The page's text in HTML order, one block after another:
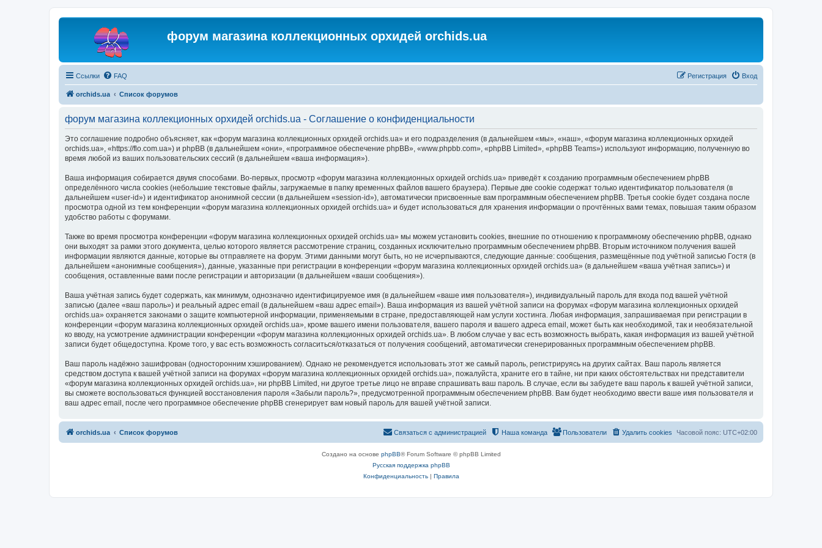
форум магазина коллекционных орхидей orchids.ua
Ссылки FAQ Вход
Регистрация
orchids.ua Список форумов
форум магазина коллекционных орхидей orchids.ua - Соглашение о конфиденциальности
Это соглашение подробно объясняет, как «форум магазина коллекционных орхидей orchids.ua» и его подразделения (в дальнейшем «мы», «наш», «форум магазина коллекционных орхидей
orchids.ua», «https://flo.com.ua») и phpBB (в дальнейшем «они», «программное обеспечение phpBB», «www.phpbb.com», «phpBB Limited», «phpBB Teams») используют информацию, полученную во
время любой из ваших пользовательских сессий (в дальнейшем «ваша информация»).
Ваша информация собирается двумя способами. Во-первых, просмотр «форум магазина коллекционных орхидей orchids.ua» приведёт к созданию программным обеспечением phpBB
определённого числа cookies (небольшие текстовые файлы, загружаемые в папку временных файлов вашего браузера). Первые две cookie содержат только идентификатор пользователя (в
дальнейшем «user-id») и идентификатор анонимной сессии (в дальнейшем «session-id»), автоматически присвоенные вам программным обеспечением phpBB. Третья cookie будет создана после
просмотра одной из тем конференции «форум магазина коллекционных орхидей orchids.ua» и будет использоваться для хранения информации о прочтённых вами темах, повышая таким образом
удобство работы с форумами.
Также во время просмотра конференции «форум магазина коллекционных орхидей orchids.ua» мы можем установить cookies, внешние по отношению к программному обеспечению phpBB, однако
они выходят за рамки этого документа, целью которого является рассмотрение страниц, созданных исключительно программным обеспечением phpBB. Вторым источником получения вашей
информации являются данные, которые вы отправляете на форум. Этими данными могут быть, но не исчерпываются, следующие данные: сообщения, размещённые под учётной записью Гостя (в
дальнейшем «анонимные сообщения»), данные, указанные при регистрации в конференции «форум магазина коллекционных орхидей orchids.ua» (в дальнейшем «ваша учётная запись») и
сообщения, оставленные вами после регистрации и авторизации (в дальнейшем «ваши сообщения»).
Ваша учётная запись будет содержать, как минимум, однозначно идентифицируемое имя (в дальнейшем «ваше имя пользователя»), индивидуальный пароль для входа под вашей учётной
записью (далее «ваш пароль») и реальный адрес email (в дальнейшем «ваш адрес email»). Ваша информация из вашей учётной записи на форумах «форум магазина коллекционных орхидей
orchids.ua» охраняется законами о защите компьютерной информации, применяемыми в стране, предоставляющей нам услуги хостинга. Любая информация, запрашиваемая при регистрации в
конференции «форум магазина коллекционных орхидей orchids.ua», кроме вашего имени пользователя, вашего пароля и вашего адреса email, может быть как необходимой, так и необязательной
ко вводу, на усмотрение администрации конференции «форум магазина коллекционных орхидей orchids.ua». В любом случае у вас есть возможность выбрать, какая информация из вашей учётной
записи будет общедоступна. Кроме того, у вас есть возможность согласиться/отказаться от получения сообщений, автоматически сгенерированных программным обеспечением phpBB.
Ваш пароль надёжно зашифрован (односторонним хэшированием). Однако не рекомендуется использовать этот же самый пароль, регистрируясь на других сайтах. Ваш пароль является
средством доступа к вашей учётной записи на форумах «форум магазина коллекционных орхидей orchids.ua», пожалуйста, храните его в тайне, ни при каких обстоятельствах ни представители
«форум магазина коллекционных орхидей orchids.ua», ни phpBB Limited, ни другое третье лицо не вправе спрашивать ваш пароль. В случае, если вы забудете ваш пароль к вашей учётной записи,
вы сможете воспользоваться функцией восстановления пароля «Забыли пароль?», предусмотренной программным обеспечением phpBB. Вам будет необходимо ввести ваше имя пользователя и
ваш адрес email, после чего программное обеспечение phpBB сгенерирует вам новый пароль для вашей учётной записи.
orchids.ua Список форумов Часовой пояс: UTC+02:00
Удалить cookies
Пользователи
Наша команда
Связаться с администрацией
Создано на основе phpBB® Forum Software © phpBB Limited
Русская поддержка phpBB
Конфиденциальность| Правила